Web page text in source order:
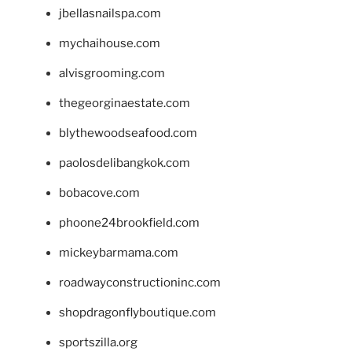
jbellasnailspa.com
mychaihouse.com
alvisgrooming.com
thegeorginaestate.com
blythewoodseafood.com
paolosdelibangkok.com
bobacove.com
phoone24brookfield.com
mickeybarmama.com
roadwayconstructioninc.com
shopdragonflyboutique.com
sportszilla.org